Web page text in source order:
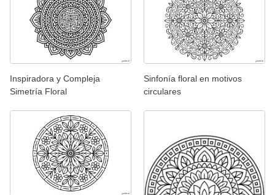
Inspiradora y Compleja
Simetría Floral
Sinfonía floral en motivos
circulares